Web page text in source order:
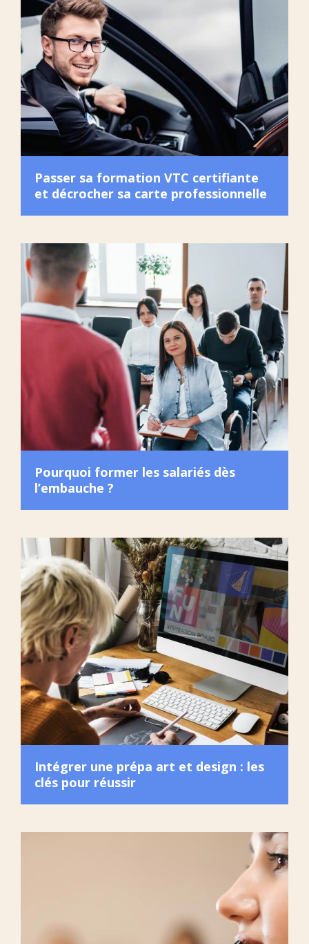
Passer sa formation VTC certifiante
et décrocher sa carte professionnelle
Pourquoi former les salariés dès
l’embauche ?
Intégrer une prépa art et design : les
clés pour réussir